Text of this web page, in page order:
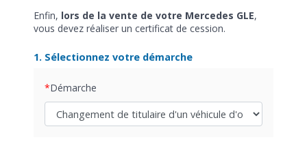
Enfin, lors de la vente de votre Mercedes GLE,
vous devez réaliser un certificat de cession.
1. Sélectionnez votre démarche
Démarche